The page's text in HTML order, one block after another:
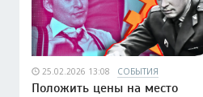
25.02.2026 13:08 СОБЫТИЯ
Положить цены на место